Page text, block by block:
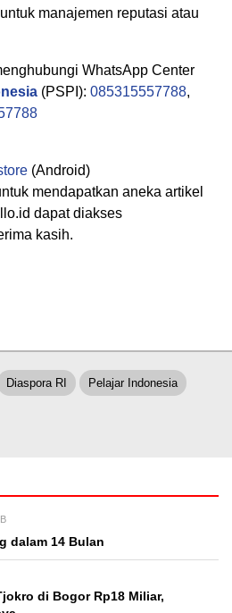
manajemen reputasi atau
WhatsApp Center
(PSPI): 085315557788,
(Android)
mendapatkan aneka artikel
dapat diakses
kasih.
Diaspora RI Pelajar Indonesia
dalam 14 Bulan
di Bogor Rp18 Miliar,